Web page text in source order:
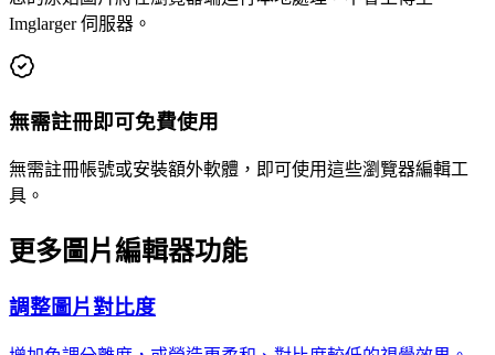
Imglarger 伺服器。
無需註冊即可免費使用
無需註冊帳號或安裝額外軟體，即可使用這些瀏覽器編輯工
具。
更多圖片編輯器功能
調整圖片對比度